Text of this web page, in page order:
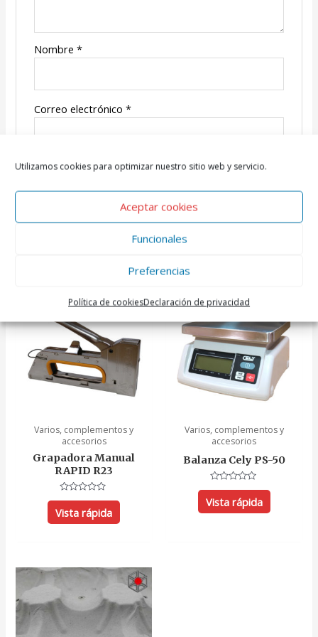
Utilizamos cookies para optimizar nuestro sitio web y servicio.
Aceptar cookies
Funcionales
Preferencias
Política de cookiesDeclaración de privacidad
Nombre *
Correo electrónico *
Varios, complementos y
accesorios
Grapadora Manual
RAPID R23
Valorado
con
0
de
Vista rápida
Varios, complementos y
accesorios
Balanza Cely PS-50
Valorado
con
0
de
Vista rápida